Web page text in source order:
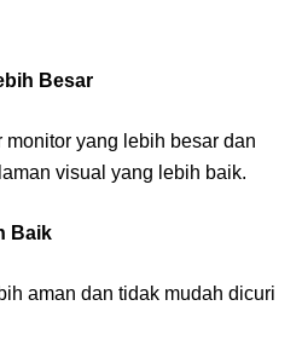
Besar
yang lebih besar dan
visual yang lebih baik.
Baik
aman dan tidak mudah dicuri